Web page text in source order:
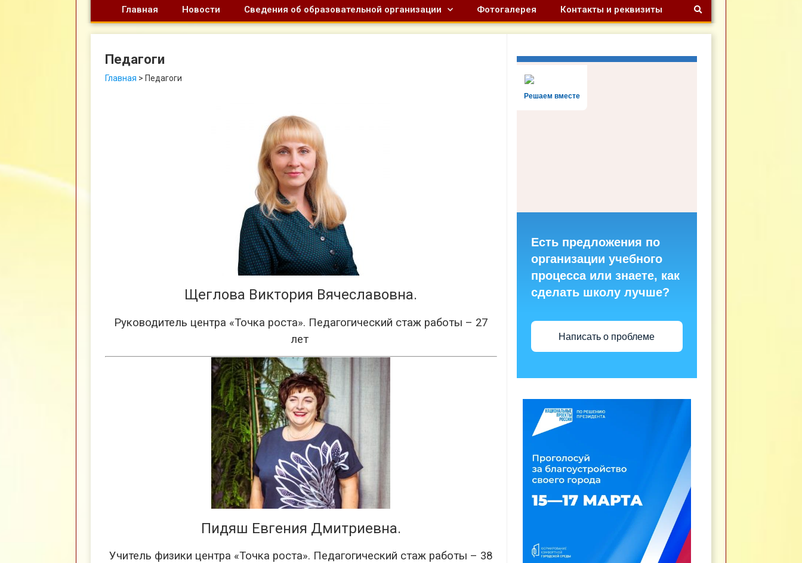
Главная Новости Сведения об образовательной организации Фотогалерея Контакты и реквизиты
Педагоги
Главная > Педагоги
Щеглова Виктория Вячеславовна.
Руководитель центра «Точка роста». Педагогический стаж работы – 27
лет
Пидяш Евгения Дмитриевна.
Учитель физики центра «Точка роста». Педагогический стаж работы – 38
Решаем вместе
Есть предложения по
организации учебного
процесса или знаете, как
сделать школу лучше?
Написать о проблеме